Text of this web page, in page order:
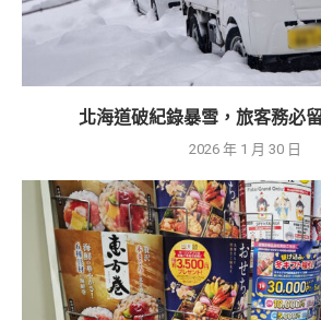
北海道破紀錄暴雪，旅客務必
2026 年 1 月 30 日